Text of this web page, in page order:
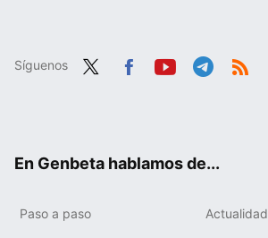
Síguenos
En Genbeta hablamos de...
Paso a paso Actualidad